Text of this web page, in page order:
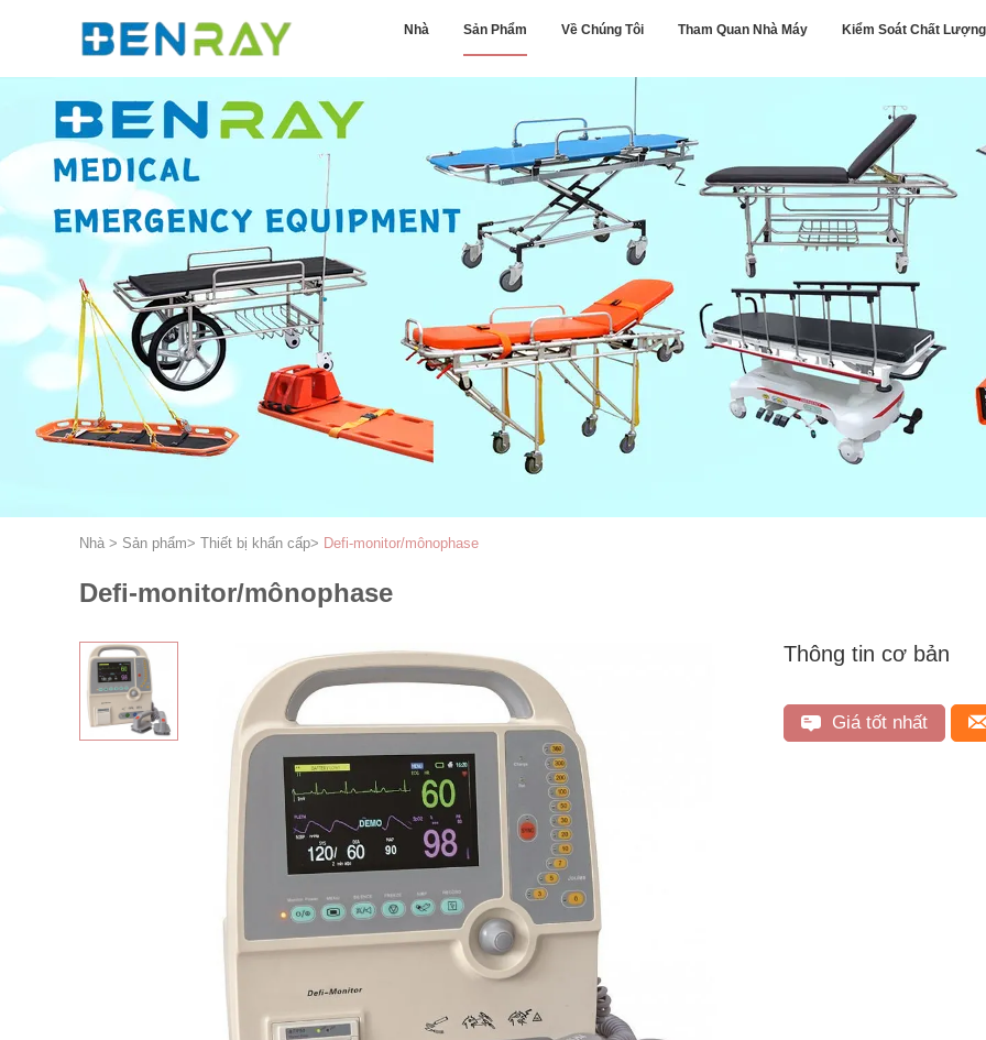
Nhà Sản Phẩm Về Chúng Tôi Tham Quan Nhà Máy Kiểm Soát Chất Lượng
Nhà > Sản phẩm> Thiết bị khẩn cấp> Defi-monitor/mônophase
Defi-monitor/mônophase
Thông tin cơ bản
Giá tốt nhất